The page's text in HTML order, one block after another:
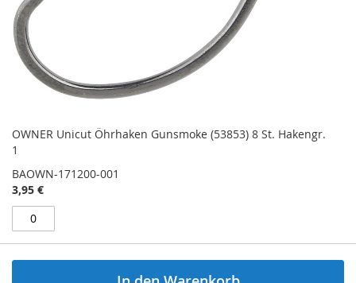
OWNER Unicut Öhrhaken Gunsmoke (53853) 8 St. Hakengr.
1
BAOWN-171200-001
3,95 €